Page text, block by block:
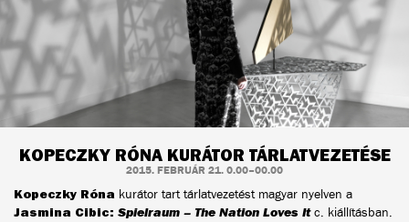
KOPECZKY RÓNA KURÁTOR TÁRLATVEZETÉSE
2015. FEBRUÁR 21. 0.00–00.00
Kopeczky Róna kurátor tart tárlatvezetést magyar nyelven a
Jasmina Cibic: Spielraum – The Nation Loves Itc. kiállításban.